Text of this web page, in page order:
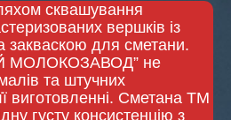
сквашування
вершків із
закваскою для сметани.
МОЛОКОЗАВОД” не
та штучних
виготовленні. Сметана ТМ
густу консистенцію з